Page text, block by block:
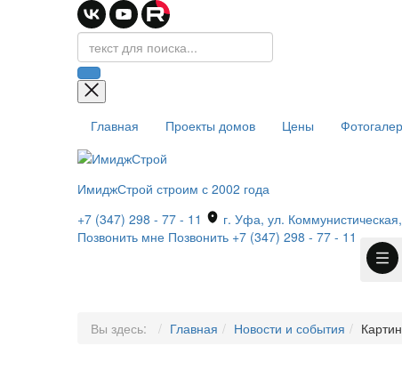
Главная Проекты домов Цены
ИмиджСтрой строим с 2002 года
+7 (347) 298 - 77 - 11
г. Уфа, ул.
Позвонить мне Позвонить +7 (347) 298 - 77 - 11
Вы здесь: Главная Новости и события